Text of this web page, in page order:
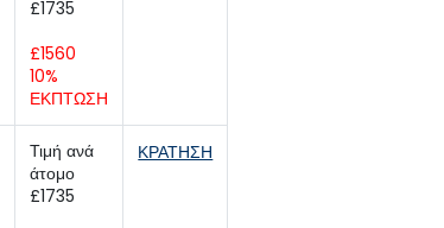
£1560
10%
ΕΚΠΤΩΣΗ
Τιμή ανά
άτομο
ΚΡΑΤΗΣΗ